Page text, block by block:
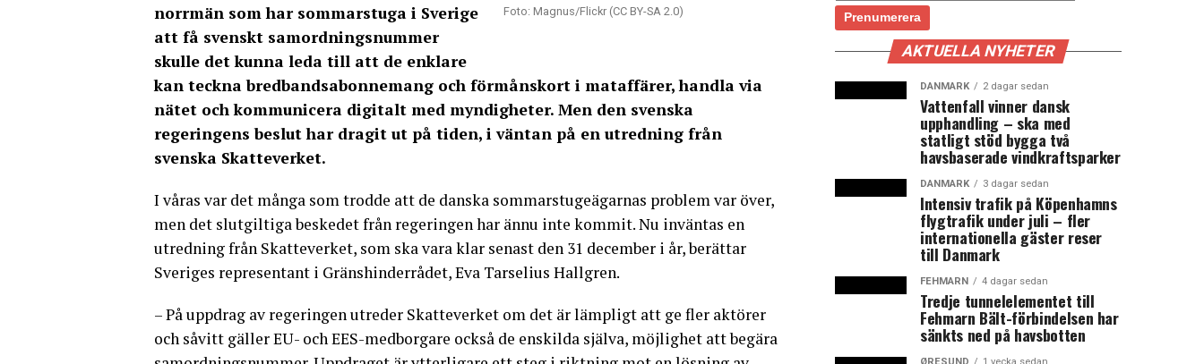
Foto: Magnus/Flickr (CC BY-SA 2.0)
norrmän som har sommarstuga i Sverige
att få svenskt samordningsnummer
skulle det kunna leda till att de enklare
kan teckna bredbandsabonnemang och förmånskort i mataffärer, handla via
nätet och kommunicera digitalt med myndigheter. Men den svenska
regeringens beslut har dragit ut på tiden, i väntan på en utredning från
svenska Skatteverket.
I våras var det många som trodde att de danska sommarstugeägarnas problem var över,
men det slutgiltiga beskedet från regeringen har ännu inte kommit. Nu inväntas en
utredning från Skatteverket, som ska vara klar senast den 31 december i år, berättar
Sveriges representant i Gränshinderrådet, Eva Tarselius Hallgren.
– På uppdrag av regeringen utreder Skatteverket om det är lämpligt att ge fler aktörer
och såvitt gäller EU- och EES-medborgare också de enskilda själva, möjlighet att begära
AKTUELLA NYHETER
DANMARK 2 dagar sedan
Vattenfall vinner dansk
upphandling – ska med
statligt stöd bygga två
havsbaserade vindkraftsparker
DANMARK 3 dagar sedan
Intensiv trafik på Köpenhamns
flygtrafik under juli – fler
internationella gäster reser
till Danmark
FEHMARN 4 dagar sedan
Tredje tunnelelementet till
Fehmarn Bält-förbindelsen har
sänkts ned på havsbotten